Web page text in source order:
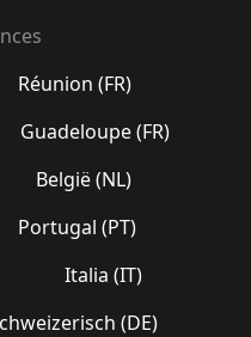
Réunion (FR)
Guadeloupe (FR)
België (NL)
Portugal (PT)
Italia (IT)
(DE)